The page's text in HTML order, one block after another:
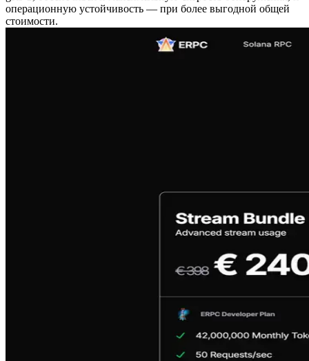
операционную устойчивость — при более выгодной общей
стоимости.